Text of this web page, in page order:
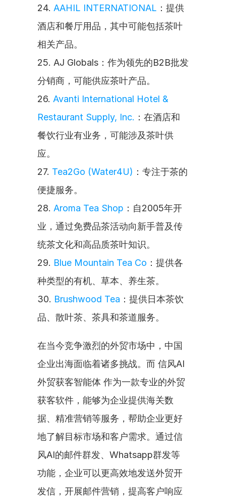
24. AAHIL INTERNATIONAL ：提供
酒店和餐厅用品，其中可能包括茶叶
相关产品。
25. AJ Globals：作为领先的B2B批发
分销商，可能供应茶叶产品。
26. Avanti International Hotel &
Restaurant Supply, Inc. ：在酒店和
餐饮行业有业务，可能涉及茶叶供
应。
27. Tea2Go (Water4U) ：专注于茶的
便捷服务。
28. Aroma Tea Shop ：自2005年开
业，通过免费品茶活动向新手普及传
统茶文化和高品质茶叶知识。
29. Blue Mountain Tea Co ：提供各
种类型的有机、草本、养生茶。
30. Brushwood Tea ：提供日本茶饮
品、散叶茶、茶具和茶道服务。
在当今竞争激烈的外贸市场中，中国
企业出海面临着诸多挑战。而 信风AI
外贸获客智能体 作为一款专业的外贸
获客软件，能够为企业提供海关数
据、精准营销等服务，帮助企业更好
地了解目标市场和客户需求。通过信
风AI的邮件群发、Whatsapp群发等
功能，企业可以更高效地发送外贸开
发信，开展邮件营销，提高客户响应